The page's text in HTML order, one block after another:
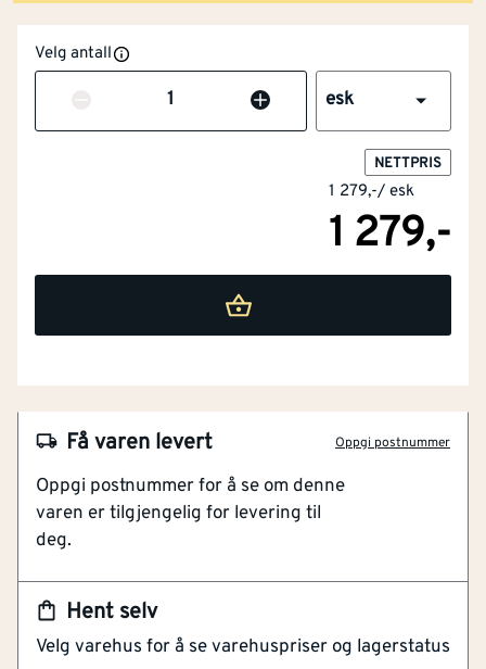
Velg antall
Antall esk
NETTPRIS
1 279,-/ esk
1 279,-
Hent selv
Velg varehus for å se varehuspriser og lagerstatus
Få varen levert Oppgi postnummer
Oppgi postnummer for å se om denne
varen er tilgjengelig for levering til
deg.
NOBB 26156208
Artikkelnummer
101141272
Metrisk gjenge for enkel sammenkobling
Tilgjengelig i flere dimensjoner
Fastnøkkelbredde
Gjengemål metrisk
(M.).
10
Materiale
Modell / utførelse Mutter